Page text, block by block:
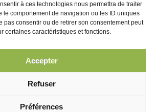
à ces technologies nous permettra de traiter
le comportement de navigation ou les ID uniques
pas consentir ou de retirer son consentement peut
certaines caractéristiques et fonctions.
Accepter
Refuser
Préférences
Gérer le consentement aux témoins
Tous droits réservés. | Réalisation :